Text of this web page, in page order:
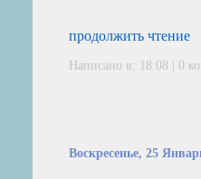
продолжить чтение
Написано в: 18:08 | 0
Воскресенье, 25